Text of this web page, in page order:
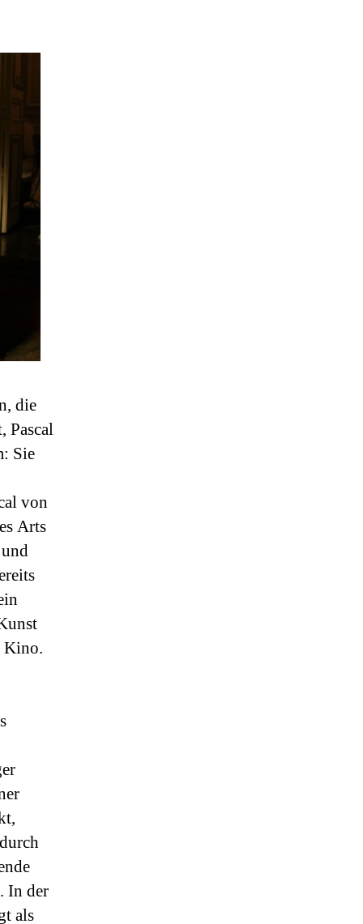
die
Pascal
Sie
von
Arts
Kino.
In der
als